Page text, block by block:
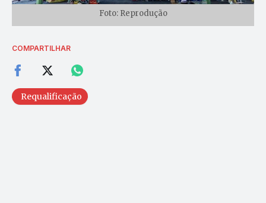
Foto: Reprodução
COMPARTILHAR
Requalificação